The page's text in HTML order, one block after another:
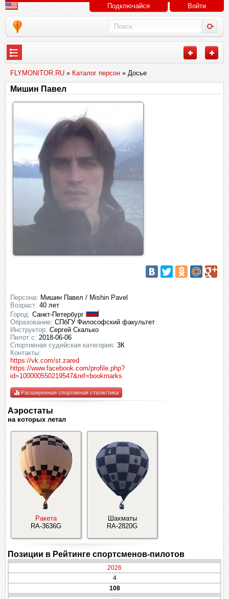
Подключайся Войти
FLYMONITOR.RU » Каталог персон » Досье
Мишин Павел
Персона: Мишин Павел / Mishin Pavel
Возраст: 40 лет
Город: Санкт-Петербург
Образование: СПбГУ Философский факультет
Инструктор: Сергей Скалько
Пилот с: 2018-06-06
Спортивная судейская категория: 3К
Контакты:
https://vk.com/st.zared
https://www.facebook.com/profile.php?
id=100000550219547&ref=bookmarks
Расширенная спортивная статистика
Аэростаты
на которых летал
Ракета
RA-3636G
Шахматы
RA-2820G
Позиции в Рейтинге спортсменов-пилотов
2026
4
108